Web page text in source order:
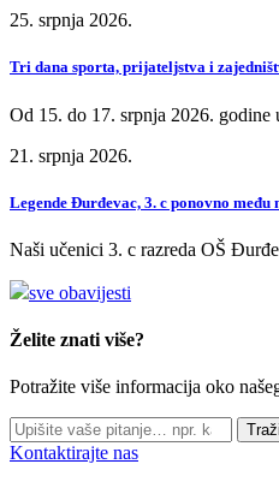
25. srpnja 2026.
Tri dana sporta, prijateljstva i
Od 15. do 17. srpnja 2026.
21. srpnja 2026.
Legende Đurđevac, 3. c ponovno
Naši učenici 3. c razreda OŠ
sve obavijesti
Želite znati više?
Potražite više informacija oko
Traži
Kontaktirajte nas